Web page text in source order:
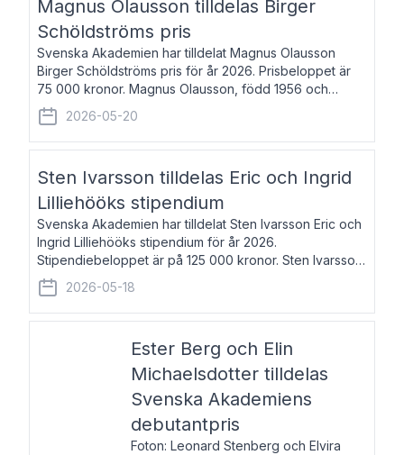
Magnus Olausson tilldelas Birger
Schöldströms pris
Svenska Akademien har tilldelat Magnus Olausson
Birger Schöldströms pris för år 2026. Prisbeloppet är
75 000 kronor. Magnus Olausson, född 1956 och
bosatt i Stockholm, är konstvetare, museiman och
hovman. Han disputerade 1993 vid Uppsala un
2026-05-20
Sten Ivarsson tilldelas Eric och Ingrid
Lilliehööks stipendium
Svenska Akademien har tilldelat Sten Ivarsson Eric och
Ingrid Lilliehööks stipendium för år 2026.
Stipendiebeloppet är på 125 000 kronor. Sten Ivarsson,
född 1979, är mediateksamordnare vid
Söderslättsgymnasiet i Trelleborg. Här har han på
2026-05-18
Ester Berg och Elin
Michaelsdotter tilldelas
Svenska Akademiens
debutantpris
Foton: Leonard Stenberg och Elvira